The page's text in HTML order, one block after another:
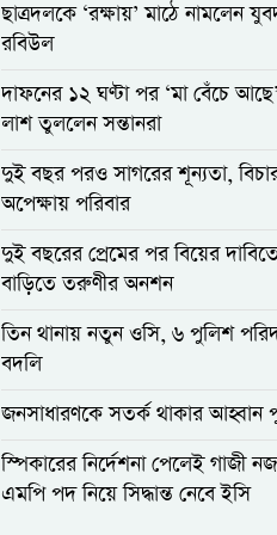
ছাত্রদলকে ‘রক্ষায়’ মাঠে নামলেন
রবিউল
দাফনের ১২ ঘণ্টা পর ‘মা বেঁচে
লাশ তুললেন সন্তানরা
দুই বছর পরও সাগরের শূন্যতা,
অপেক্ষায় পরিবার
দুই বছরের প্রেমের পর বিয়ের
বাড়িতে তরুণীর অনশন
তিন থানায় নতুন ওসি, ৬ পুলিশ
বদলি
জনসাধারণকে সতর্ক থাকার আহ্বান
স্পিকারের নির্দেশনা পেলেই গাজী
এমপি পদ নিয়ে সিদ্ধান্ত নেবে ইসি